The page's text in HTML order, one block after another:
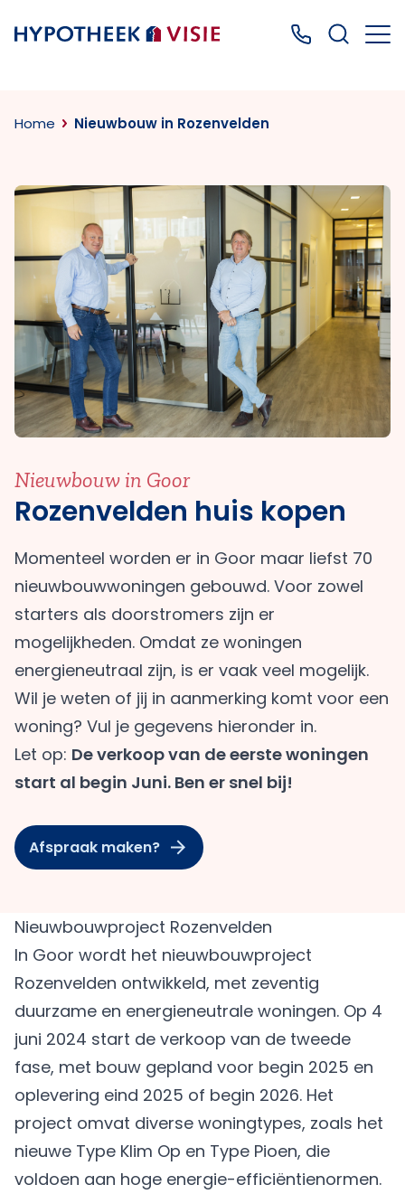
Terug naar home Bel ons: 0499
Home Nieuwbouw in Rozenvelden
Nieuwbouw in Goor
Rozenvelden huis kopen
Momenteel worden er in Goor maar liefst 70
nieuwbouwwoningen gebouwd. Voor zowel
starters als doorstromers zijn er
mogelijkheden. Omdat ze woningen
energieneutraal zijn, is er vaak veel mogelijk.
Wil je weten of jij in aanmerking komt voor een
woning? Vul je gegevens hieronder in.
Let op: De verkoop van de eerste woningen
start al begin Juni. Ben er snel bij!
Afspraak maken?
Nieuwbouwproject Rozenvelden
In Goor wordt het nieuwbouwproject
Rozenvelden ontwikkeld, met zeventig
duurzame en energieneutrale woningen. Op 4
juni 2024 start de verkoop van de tweede
fase, met bouw gepland voor begin 2025 en
oplevering eind 2025 of begin 2026. Het
project omvat diverse woningtypes, zoals het
nieuwe Type Klim Op en Type Pioen, die
voldoen aan hoge energie-efficiëntienormen.